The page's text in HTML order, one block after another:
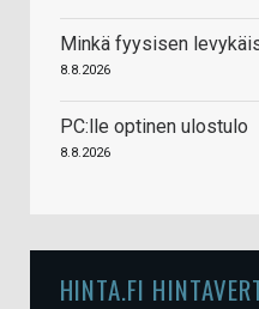
Minkä fyysisen
8.8.2026
PC:lle optinen ulostulo
8.8.2026
HINTA.FI